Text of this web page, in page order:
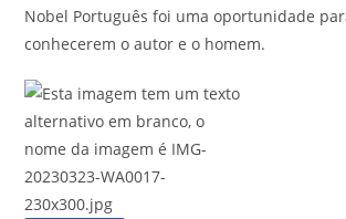
Nobel Português foi uma oportunidade
conhecerem o autor e o homem.